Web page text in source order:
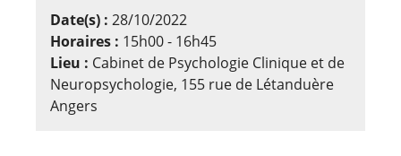
Date(s) : 28/10/2022
Horaires : 15h00 - 16h45
Lieu : Cabinet de Psychologie Clinique et de
Neuropsychologie, 155 rue de Létanduère
Angers